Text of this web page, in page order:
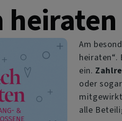
heiraten
Am
heiraten“.
ein.
oder
alle